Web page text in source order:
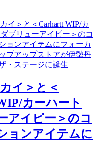
カイ＞と＜Carhartt WIP/カ
ブリューアイピー＞のコ
ョンアイテムにフォーカ
プアップストアが伊勢丹
・ステージに誕生
イ＞と＜
カーハート
アイピー＞のコ
ョンアイテムに